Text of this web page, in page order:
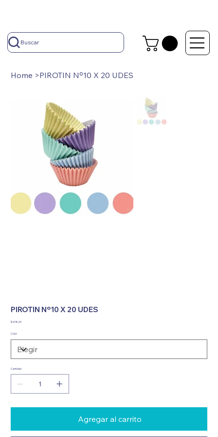
Buscar
Home >PIROTIN Nº10 X 20 UDES
PIROTIN Nº10 X 20 UDES
Precio
$ 698,09
Color
Cantidad
Agregar al carrito